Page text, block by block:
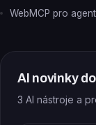
WebMCP pro
AI novinky
3 AI nástroje a